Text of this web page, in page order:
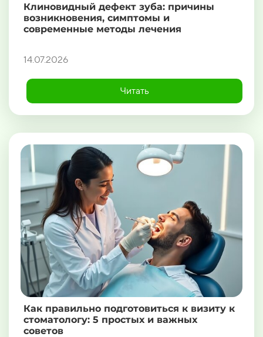
Клиновидный дефект зуба: причины
возникновения, симптомы и
современные методы лечения
14.07.2026
Читать
Как правильно подготовиться к визиту к
стоматологу: 5 простых и важных
советов